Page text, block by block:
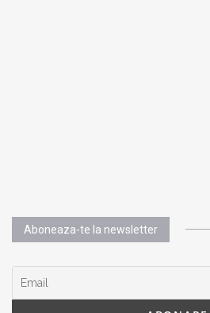
Aboneaza-te la newsletter